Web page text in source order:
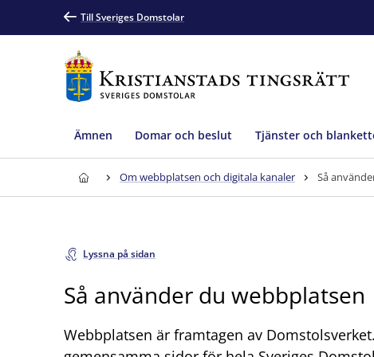
Till Sveriges Domstolar
Ämnen Domar och beslut Tjänster och
Om webbplatsen och digitala kanaler Så
Lyssna på sidan
Så använder du webbplatsen
Webbplatsen är framtagen av